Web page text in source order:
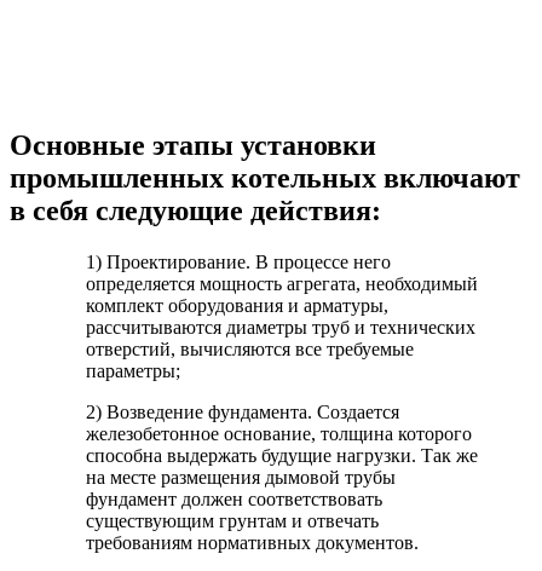
Основные этапы установки
промышленных котельных включают
в себя следующие действия:
1) Проектирование. В процессе него
определяется мощность агрегата, необходимый
комплект оборудования и арматуры,
рассчитываются диаметры труб и технических
отверстий, вычисляются все требуемые
параметры;
2) Возведение фундамента. Создается
железобетонное основание, толщина которого
способна выдержать будущие нагрузки. Так же
на месте размещения дымовой трубы
фундамент должен соответствовать
существующим грунтам и отвечать
требованиям нормативных документов.